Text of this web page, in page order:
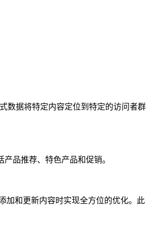
数据将特定内容定位到特定的访问者群
品推荐、特色产品和促销。
加和更新内容时实现全方位的优化。此